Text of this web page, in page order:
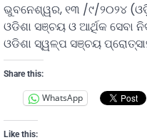
ଭୁବନେଶ୍ୱର, ୧୩ /୯/୨୦୨୪
ଓଡିଶା ସଞ୍ଚୟ ଓ ଆର୍ଥିକ ସେବା
ଓଡିଶା ସ୍ୱଳ୍ପ ସଞ୍ଚୟ
Share this:
WhatsApp
Like this: